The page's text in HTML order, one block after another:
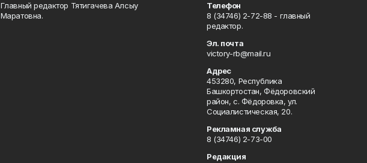
Главный редактор Тятигачева Алсыу
Маратовна.
Телефон
8 (34746) 2-72-88 - главный
редактор.
Эл. почта
victory-rb@mail.ru
Адрес
453280, Республика
Башкортостан, Фёдоровский
район, с. Фёдоровка, ул.
Социалистическая, 20.
Рекламная служба
8 (34746) 2-73-00
Редакция